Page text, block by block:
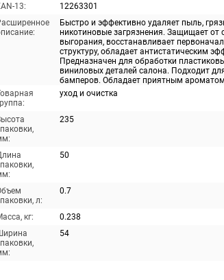
13:
12263301
Быстро и эффективно удаляет пыль,
никотиновые загрязнения. Защищает от
выгорания, восстанавливает
структуру, обладает антистатическим
Предназначен для обработки
виниловых деталей салона. Подходит
бамперов. Обладает приятным
уход и очистка
235
50
л:
0.7
кг:
0.238
54